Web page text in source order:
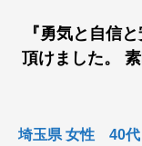
『勇気と自信
頂けました。
埼玉県 女性 40代